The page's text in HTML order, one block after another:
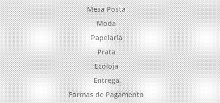
Mesa Posta
Moda
Papelaria
Prata
Ecoloja
Entrega
Formas de Pagamento